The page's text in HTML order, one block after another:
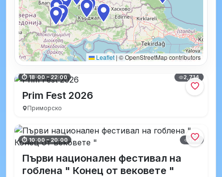
Leaflet | © OpenStreetMap contributors
⏱ 18:00 – 22:00 2,714
Prim Fest 2026
Приморско
⏱ 10:00 – 20:00 198
Първи национален фестивал на
гоблена " Конец от вековете "